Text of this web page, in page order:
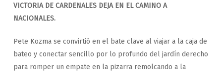
VICTORIA DE CARDENALES DEJA EN EL CAMINO A
NACIONALES.
Pete Kozma se convirtió en el bate clave al viajar a la caja de
bateo y conectar sencillo por lo profundo del jardín derecho
para romper un empate en la pizarra remolcando a la